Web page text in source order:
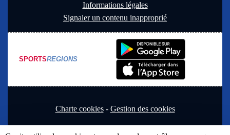
Informations légales
Signaler un contenu inapproprié
SPORTSREGIONS
Charte cookies Gestion des cookies